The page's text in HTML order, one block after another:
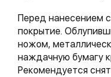
Перед нанесением
покрытие.
ножом,
наждачную бумагу
Рекомендуется